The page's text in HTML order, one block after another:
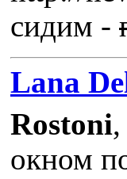
сидим -
Lana
Rostoni
окном